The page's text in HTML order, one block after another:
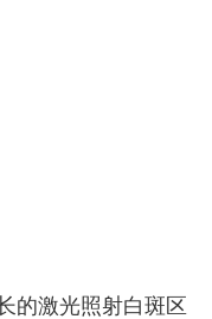
的激光照射白斑区